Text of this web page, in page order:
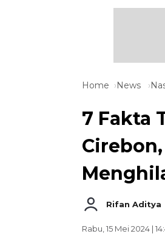
Home News
7 Fakta
Rifan Aditya
Rabu, 15 Mei 2024 |